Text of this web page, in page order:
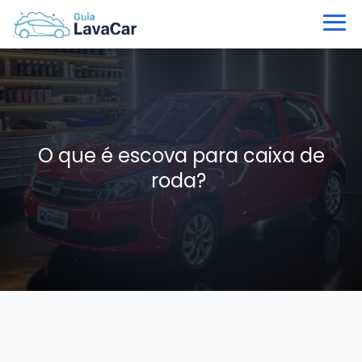
O que é escova para caixa de
roda?